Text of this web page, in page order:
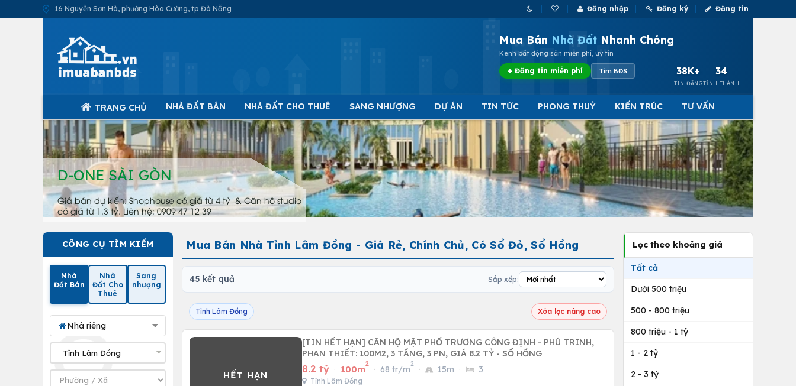
16 Nguyễn Sơn Hà, phường Hòa Cường, tp Đà Nẵng Đăng nhập Đăng ký Đăng tin
Mua Bán Nhà Đất Nhanh Chóng
Kênh bất động sản miễn phí, uy tín
+ Đăng tin miễn phí Tìm BĐS 38K+
TIN ĐĂNG
34
TỈNH THÀNH
TRANG CHỦ NHÀ ĐẤT BÁN NHÀ ĐẤT CHO THUÊ SANG NHƯỢNG DỰ ÁN TIN TỨC PHONG THUỶ KIẾN TRÚC TƯ VẤN
D-ONE SÀI GÒN
Giá bán dự kiến: Shophouse có giá từ 4 tỷ & Căn hộ studio
có giá từ 1.3 tỷ. Liên hệ: 0909 47 12 39
CÔNG CỤ TÌM KIẾM
Nhà
Đất Bán
Nhà
Đất Cho
Thuê
Sang
nhượng
Nhà riêng
Mua Bán Nhà Tỉnh Lâm Đồng - Giá Rẻ, Chính Chủ, Có Sổ Đỏ, Sổ Hồng
45 kết quả Sắp xếp:
Tỉnh Lâm Đồng Xóa lọc nâng cao
[TIN HẾT HẠN] CĂN HỘ MẶT PHỐ TRƯƠNG CÔNG ĐỊNH - PHÚ TRINH,
PHAN THIẾT: 100M2, 3 TẦNG, 3 PN, GIÁ 8.2 TỶ - SỔ HỒNG
8.2 tỷ · 100m
2
· 68 tr/m
2
· 15m · 3
Tỉnh Lâm Đồng
Lọc theo khoảng giá
Tất cả
Dưới 500 triệu
500 - 800 triệu
800 triệu - 1 tỷ
1 - 2 tỷ
2 - 3 tỷ